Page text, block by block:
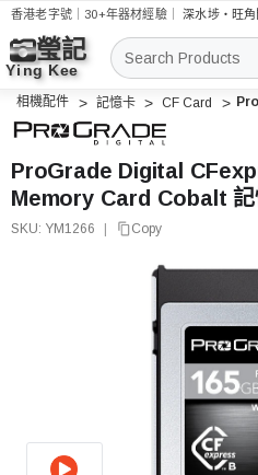
香港老字號｜30+年器材經驗｜深水埗・旺
搜
索
相機配件 記憶卡 CF Card
ProGrade Digital
Memory Card Cobalt 記
SKU: YM1266 Copy